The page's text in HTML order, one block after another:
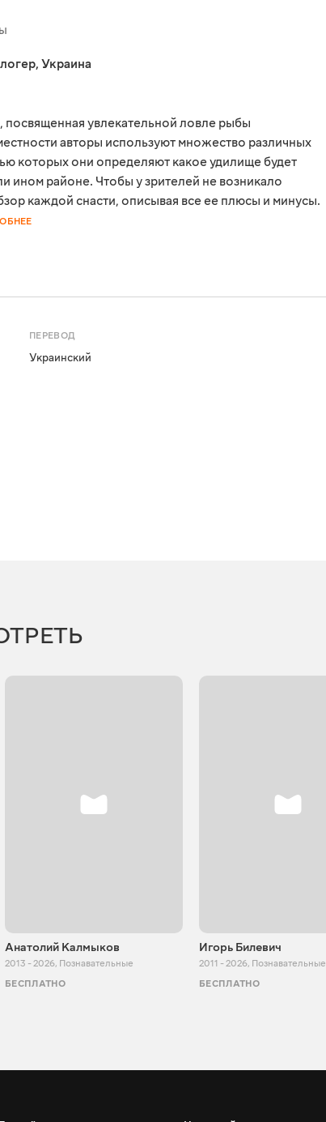
, Украина
увлекательной ловле рыбы
авторы используют множество различных
которых они определяют какое удилище будет
ином районе. Чтобы у зрителей не возникало
каждой снасти, описывая все ее плюсы и минусы.
ПЕРЕВОД
Украинский
Анатолий Калмыков
2013 - 2026, Познавательные
БЕСПЛАТНО
Игорь Билевич
2011 - 2026, Познавательные
БЕСПЛАТНО